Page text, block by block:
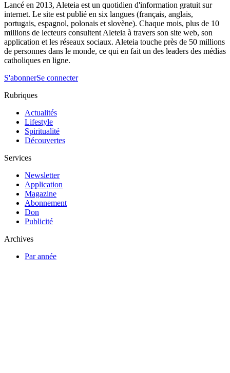
Lancé en 2013, Aleteia est un quotidien d'information gratuit sur
internet. Le site est publié en six langues (français, anglais,
portugais, espagnol, polonais et slovène). Chaque mois, plus de 10
millions de lecteurs consultent Aleteia à travers son site web, son
application et les réseaux sociaux. Aleteia touche près de 50 millions
de personnes dans le monde, ce qui en fait un des leaders des médias
catholiques en ligne.
S'abonnerSe connecter
Rubriques
Actualités
Lifestyle
Spiritualité
Découvertes
Services
Newsletter
Application
Magazine
Abonnement
Don
Publicité
Archives
Par année